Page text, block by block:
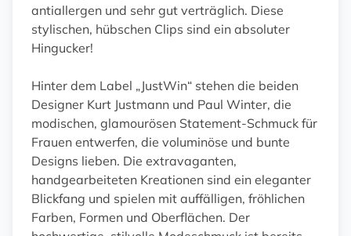
antiallergen und sehr gut verträglich. Diese
stylischen, hübschen Clips sind ein absoluter
Hingucker!
Hinter dem Label „JustWin“ stehen die beiden
Designer Kurt Justmann und Paul Winter, die
modischen, glamourösen Statement-Schmuck für
Frauen entwerfen, die voluminöse und bunte
Designs lieben. Die extravaganten,
handgearbeiteten Kreationen sind ein eleganter
Blickfang und spielen mit auffälligen, fröhlichen
Farben, Formen und Oberflächen. Der